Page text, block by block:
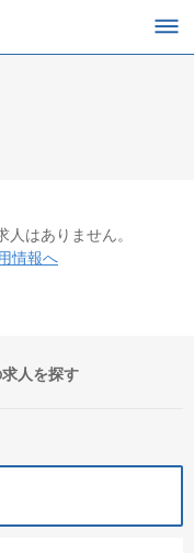
はありません。
情報へ
人を探す